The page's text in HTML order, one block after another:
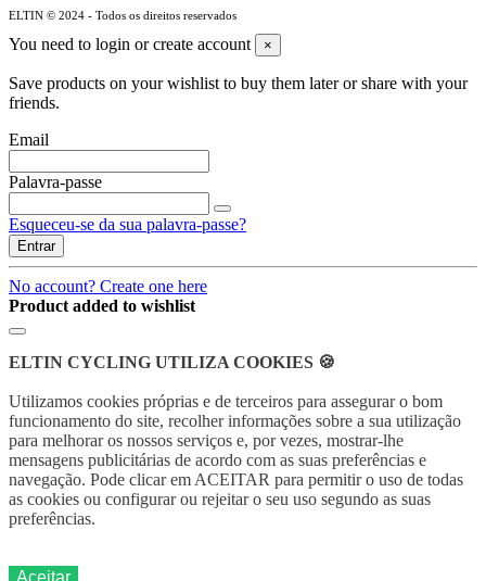
ELTIN © 2024 - Todos os direitos reservados
You need to login or create account ×
Save products on your wishlist to buy them later or share with your
friends.
Email
Palavra-passe
Esqueceu-se da sua palavra-passe?
Entrar
No account? Create one here
Product added to wishlist
ELTIN CYCLING UTILIZA COOKIES 🍪
Utilizamos cookies próprias e de terceiros para assegurar o bom
funcionamento do site, recolher informações sobre a sua utilização
para melhorar os nossos serviços e, por vezes, mostrar-lhe
mensagens publicitárias de acordo com as suas preferências e
navegação. Pode clicar em ACEITAR para permitir o uso de todas
as cookies ou configurar ou rejeitar o seu uso segundo as suas
preferências.
Aceitar